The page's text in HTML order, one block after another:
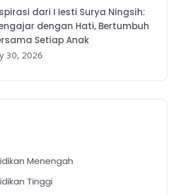
dari I Iesti Surya Ningsih:
dengan Hati, Bertumbuh
Setiap Anak
30, 2026
Menengah
Tinggi